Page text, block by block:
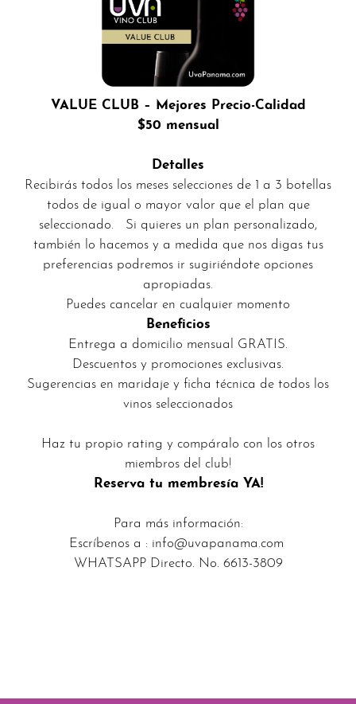
VALUE CLUB – Mejores Precio-Calidad
$50 mensual
Detalles
Recibirás todos los meses selecciones de 1 a 3 botellas
todos de igual o mayor valor que el plan que
seleccionado. Si quieres un plan personalizado,
también lo hacemos y a medida que nos digas tus
preferencias podremos ir sugiriéndote opciones
apropiadas.
Puedes cancelar en cualquier momento
Beneficios
Entrega a domicilio mensual GRATIS.
Descuentos y promociones exclusivas.
Sugerencias en maridaje y ficha técnica de todos los
vinos seleccionados
Haz tu propio rating y compáralo con los otros
miembros del club!
Reserva tu membresía YA!
Para más información:
Escríbenos a : info@uvapanama.com
WHATSAPPDirecto. No. 6613-3809